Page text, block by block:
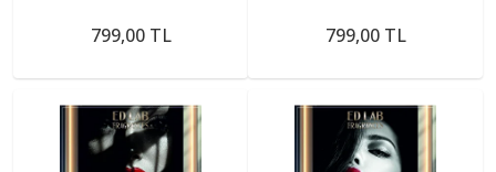
799,00 TL 799,00 TL